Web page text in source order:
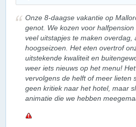
Onze 8-daagse vakantie op
genot. We kozen voor
veel uitstapjes te maken overdag,
hoogseizoen. Het eten overtrof
uitstekende kwaliteit en
weer iets nieuws op het menu!
vervolgens de helft of meer lieten
geen kritiek naar het hotel, maar
animatie die we hebben